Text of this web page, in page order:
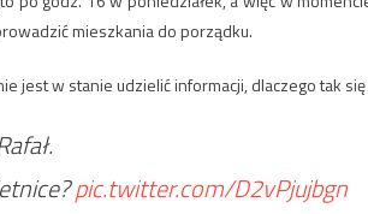
mieszkania do porządku.
jest w stanie udzielić informacji, dlaczego tak
pic.twitter.com/D2vPjujbgn